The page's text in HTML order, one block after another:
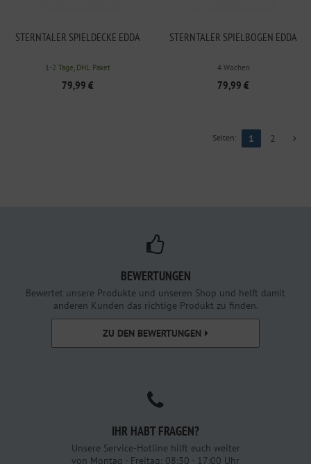
STERNTALER SPIELDECKE EDDA
1-2 Tage, DHL Paket
79,99 €
STERNTALER SPIELBOGEN EDDA
4 Wochen
79,99 €
Seiten: 1 2
BEWERTUNGEN
Bewertet unsere Produkte und unseren Shop und helft damit
anderen Kunden das richtige Produkt zu finden.
ZU DEN BEWERTUNGEN
IHR HABT FRAGEN?
Unsere Service-Hotline hilft euch weiter
von Montag - Freitag: 08:30 - 17:00 Uhr